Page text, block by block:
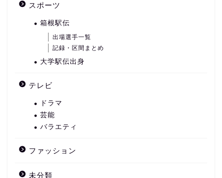
スポーツ
箱根駅伝
出場選手一覧
記録・区間まとめ
大学駅伝出身
テレビ
ドラマ
芸能
バラエティ
ファッション
未分類